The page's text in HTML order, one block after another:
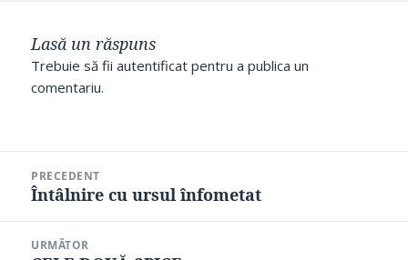
Lasă un răspuns
Trebuie să fiiautentificat pentru a publica un
comentariu.
articole
PRECEDENT
Articolul
Întâlnire cu ursul înfometat
URMĂTOR